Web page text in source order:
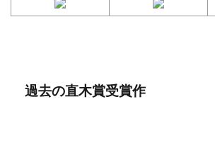
過去の直木賞受賞作